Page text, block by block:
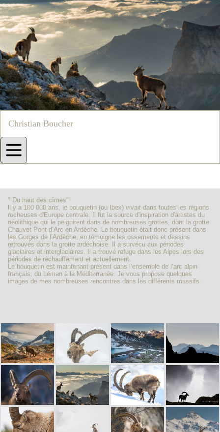
Christian Boucher
" Du haut des cîmes"
ll y a 100 000 ans, le bouquetin (ou Ibex) vivait dans toutes les régions
rocheuses d'Europe centrale. Il fut la source d'inspiration d'artistes du
néolithique qui le peignirent dans de nombreuses grottes, dont la grotte
Chauvet Pont d’Arc en Ardèche. Le bouquetin était donc présent dans
les Gorges de l’Ardèche, en témoigne les ossements et dessins
retrouvés dans la grotte ardéchoise. Il a survécu aux périodes
glaciaires et interglaciaires. Il a trouvé refuge dans les Alpes lors des
périodes de réchauffement et actuellement.
Le bouquetin est maintenant présent dans l’ensemble de l’arc alpin
français, du Léman à la Méditerranée. Je vous propose quelques
images de mes nombreuses rencontres dans les différents massifs.